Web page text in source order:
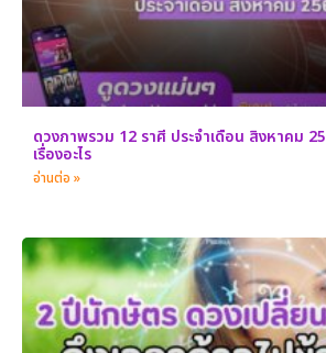
ดวงภาพรวม 12 ราศี ประจำเดือน สิงหาคม
เรื่องอะไร
อ่านต่อ »